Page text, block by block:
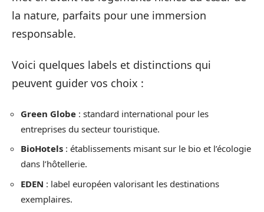
la nature, parfaits pour une immersion
responsable.
Voici quelques labels et distinctions qui
peuvent guider vos choix :
Green Globe : standard international pour les
entreprises du secteur touristique.
BioHotels : établissements misant sur le bio et l’écologie
dans l’hôtellerie.
EDEN : label européen valorisant les destinations
exemplaires.